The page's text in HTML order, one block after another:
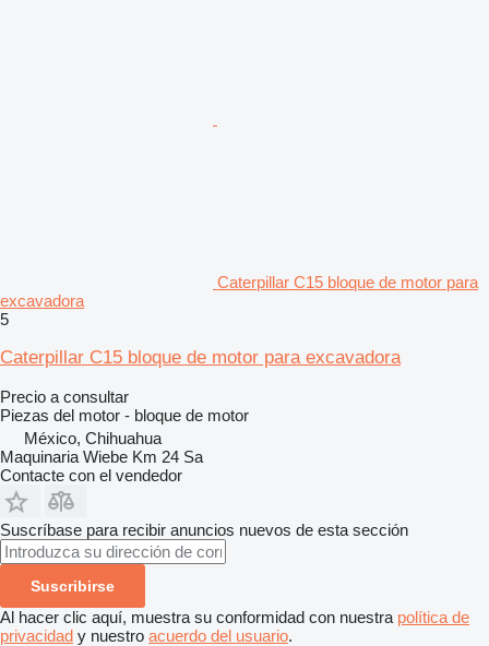
Caterpillar C15 bloque de motor para
excavadora
5
Caterpillar C15 bloque de motor para excavadora
Precio a consultar
Piezas del motor - bloque de motor
México, Chihuahua
Maquinaria Wiebe Km 24 Sa
Contacte con el vendedor
Suscríbase para recibir anuncios nuevos de esta sección
Suscribirse
Al hacer clic aquí, muestra su conformidad con nuestra política de
privacidad y nuestro acuerdo del usuario.